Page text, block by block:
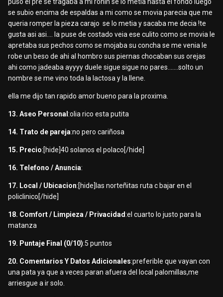
puso el pre se tragaba a mi ronin se lo metia hasta el fondo luego
se subio encima de espaldas a mi como se movia parecia que me
queria romper la pieza carajo se lo metia y sacaba me decia !te
gusta asi asi.... la puse de costado veia ese culito como se movia le
apretaba sus pechos como se mojaba su concha se me venia le
robe un beso de ahi al hombro sus piernas chocaban sus orejas
ahi como jadeaba ayyyy duele sigue sigue no pares.......solto un
nombre se me vino toda la lactosa y la llene.
ella me dijo tan rapido amor bueno para la proxima.
13. Aseo Personal :olia rico esta putita
14. Trato de pareja:no pero cariñosa
15. Precio:[hide]40 solanos el polaco[/hide]
16. Telefono / Anuncia:
17. Local / Ubicacion:[hide]las norteñitas ruta c bajar en el
policlinico[/hide]
18. Comfort / Limpieza / Privacidad:el cuarto lo justo para la
matanza
19. Puntaje Final (0/10):5 puntos
20. Comentarios Y Datos Adicionales:preferible que vayan con
una pata ya que a veces paran afuera del local palomillas,me
arriesgue a ir solo.